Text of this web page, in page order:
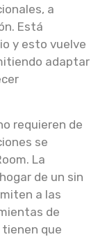
a
Está
y esto vuelve
adaptar
requieren de
se
La
de un sin
a las
de
que